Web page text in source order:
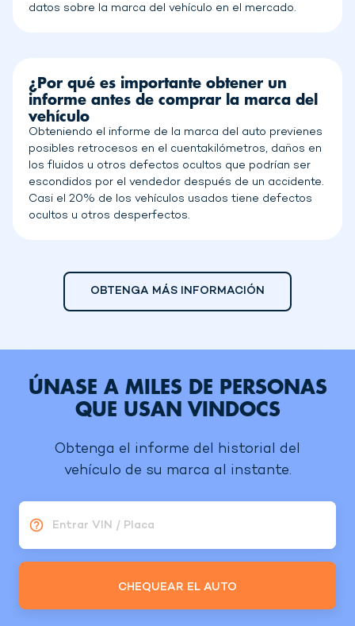
datos sobre la marca del vehículo en el mercado.
¿Por qué es importante obtener un
informe antes de comprar la marca del
vehículo
Obteniendo el informe de la marca del auto previenes
posibles retrocesos en el cuentakilómetros, daños en
los fluidos u otros defectos ocultos que podrían ser
escondidos por el vendedor después de un accidente.
Casi el 20% de los vehículos usados tiene defectos
ocultos u otros desperfectos.
OBTENGA MÁS INFORMACIÓN
ÚNASE A MILES DE PERSONAS
QUE USAN VINDOCS
Obtenga el informe del historial del
vehículo de su marca al instante.
Entrar VIN / Placa
CHEQUEAR EL AUTO